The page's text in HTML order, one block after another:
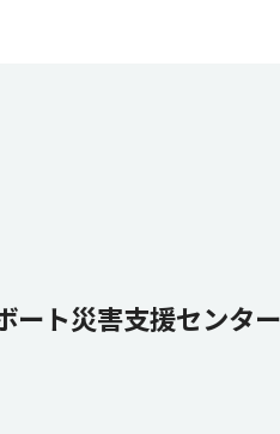
ト災害支援センタ